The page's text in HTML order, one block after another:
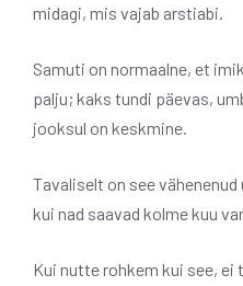
midagi, mis vajab arstiabi.
Samuti on normaalne, et
palju; kaks tundi päevas,
jooksul on keskmine.
Tavaliselt on see
kui nad saavad kolme kuu
Kui nutte rohkem kui see, ei